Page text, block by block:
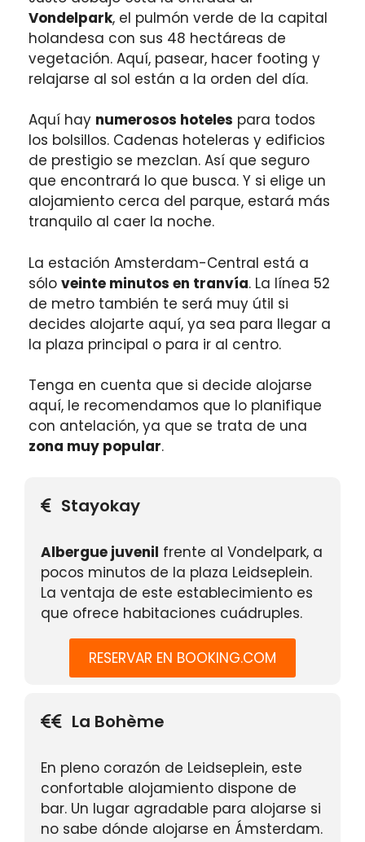
Vondelpark, el pulmón verde de la capital
holandesa con sus 48 hectáreas de
vegetación. Aquí, pasear, hacer footing y
relajarse al sol están a la orden del día.
Aquí hay numerosos hoteles para todos
los bolsillos. Cadenas hoteleras y edificios
de prestigio se mezclan. Así que seguro
que encontrará lo que busca. Y si elige un
alojamiento cerca del parque, estará más
tranquilo al caer la noche.
La estación Amsterdam-Central está a
sólo veinte minutos en tranvía. La línea 52
de metro también te será muy útil si
decides alojarte aquí, ya sea para llegar a
la plaza principal o para ir al centro.
Tenga en cuenta que si decide alojarse
aquí, le recomendamos que lo planifique
con antelación, ya que se trata de una
zona muy popular.
Stayokay
Albergue juvenil frente al Vondelpark, a
pocos minutos de la plaza Leidseplein.
La ventaja de este establecimiento es
que ofrece habitaciones cuádruples.
RESERVAR EN BOOKING.COM
La Bohème
En pleno corazón de Leidseplein, este
confortable alojamiento dispone de
bar. Un lugar agradable para alojarse si
no sabe dónde alojarse en Ámsterdam.